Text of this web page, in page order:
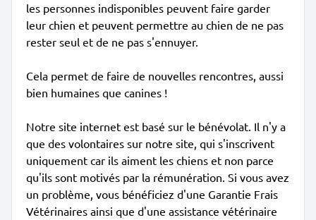
les personnes indisponibles peuvent faire garder
leur chien et peuvent permettre au chien de ne pas
rester seul et de ne pas s'ennuyer.
Cela permet de faire de nouvelles rencontres, aussi
bien humaines que canines !
Notre site internet est basé sur le bénévolat. Il n'y a
que des volontaires sur notre site, qui s'inscrivent
uniquement car ils aiment les chiens et non parce
qu'ils sont motivés par la rémunération. Si vous avez
un problème, vous bénéficiez d'une Garantie Frais
Vétérinaires ainsi que d'une assistance vétérinaire